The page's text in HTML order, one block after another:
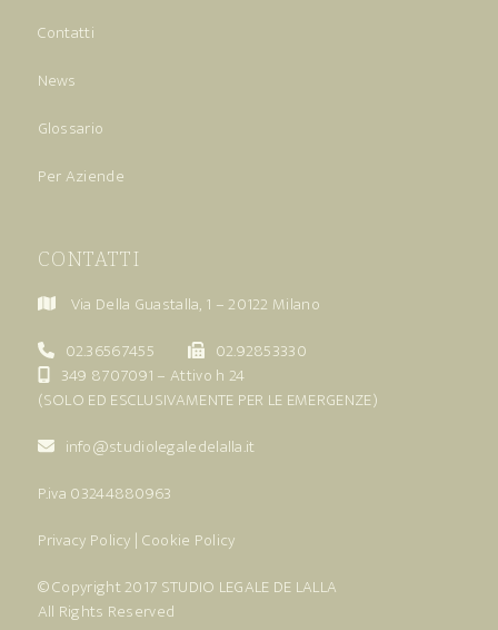
Contatti
News
Glossario
Per Aziende
CONTATTI
Via Della Guastalla, 1 – 20122 Milano
02.36567455
02.92853330
349 8707091 – Attivo h 24
(SOLO ED ESCLUSIVAMENTE PER LE EMERGENZE)
info@studiolegaledelalla.it
P.iva 03244880963
Privacy Policy | Cookie Policy
© Copyright 2017 STUDIO LEGALE DE LALLA
All Rights Reserved